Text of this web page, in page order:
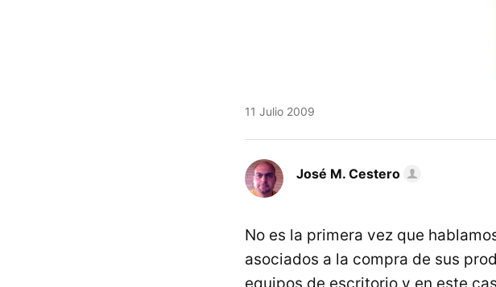
11 Julio 2009
José M. Cestero
No es la primera vez que
asociados a la compra de sus